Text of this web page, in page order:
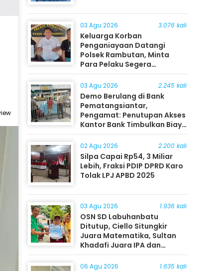
03 Agu 2026 3.076 kali
Keluarga Korban
Penganiayaan Datangi
Polsek Rambutan, Minta
Para Pelaku Segera
Ditangkap
03 Agu 2026 2.245 kali
Demo Berulang di Bank
Pematangsiantar,
Pengamat: Penutupan Akses
Kantor Bank Timbulkan Biaya
Ekonomi bagi Masyarakat
02 Agu 2026 2.200 kali
Silpa Capai Rp54, 3 Miliar
Lebih, Fraksi PDIP DPRD Karo
Tolak LPJ APBD 2025
03 Agu 2026 1.936 kali
OSN SD Labuhanbatu
Ditutup, Ciello Situngkir
Juara Matematika, Sultan
Khadafi Juara IPA dan
Timothy Rangkuti Juara IPS
06 Agu 2026 1.635 kali